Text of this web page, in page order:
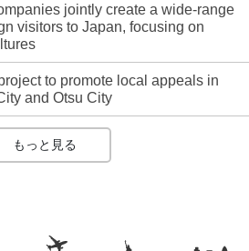
jointly create a wide-range
visitors to Japan, focusing on
to promote local appeals in
and Otsu City
もっと見る